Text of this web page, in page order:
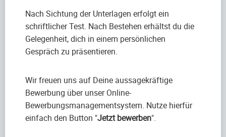
Nach Sichtung der Unterlagen erfolgt ein
schriftlicher Test. Nach Bestehen erhältst du die
Gelegenheit, dich in einem persönlichen
Gespräch zu präsentieren.
Wir freuen uns auf Deine aussagekräftige
Bewerbung über unser Online-
Bewerbungsmanagementsystem. Nutze hierfür
einfach den Button "Jetzt bewerben".